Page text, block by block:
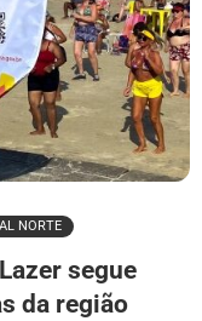
NORTE
segue
da região